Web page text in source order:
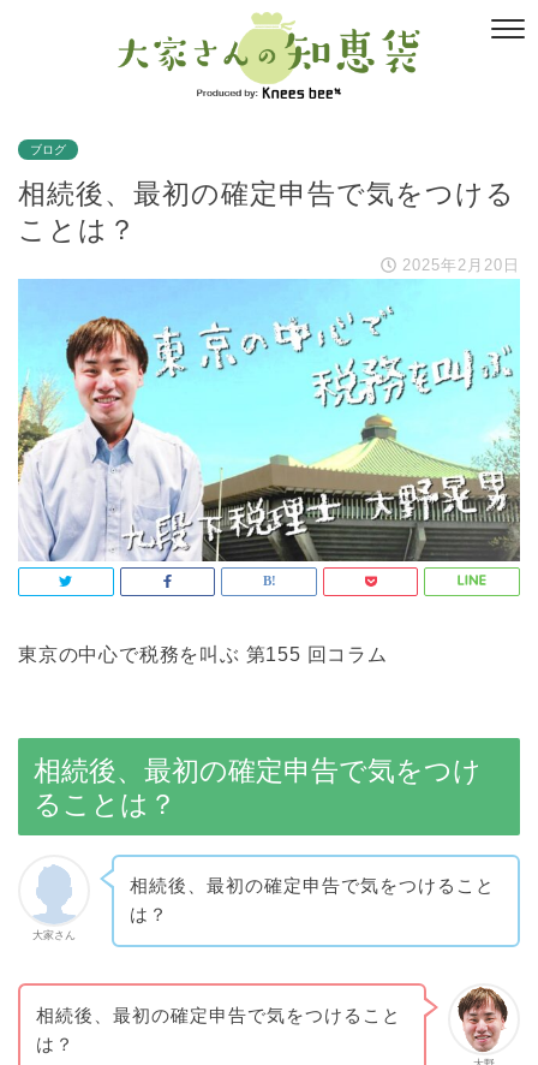
ブログ
相続後、最初の確定申告で気をつける
ことは？
2025年2月20日
東京の中心で税務を叫ぶ 第155 回コラム
相続後、最初の確定申告で気をつけ
ることは？
大家さん
相続後、最初の確定申告で気をつけること
は？
相続後、最初の確定申告で気をつけること
は？